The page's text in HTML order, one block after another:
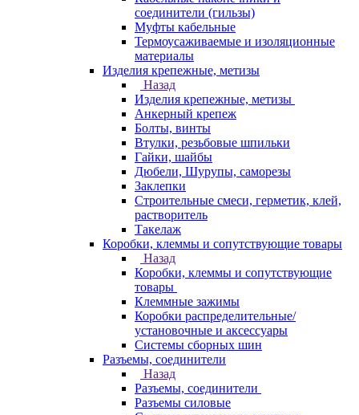
соединители (гильзы)
Муфты кабельные
Термоусаживаемые и изоляционные
материалы
Изделия крепежные, метизы
Назад
Изделия крепежные, метизы
Анкерный крепеж
Болты, винты
Втулки, резьбовые шпильки
Гайки, шайбы
Дюбели, Шурупы, саморезы
Заклепки
Строительные смеси, герметик, клей,
растворитель
Такелаж
Коробки, клеммы и сопутствующие товары
Назад
Коробки, клеммы и сопутствующие
товары
Клеммные зажимы
Коробки распределительные/
установочные и аксессуары
Системы сборных шин
Разъемы, соединители
Назад
Разъемы, соединители
Разъемы силовые